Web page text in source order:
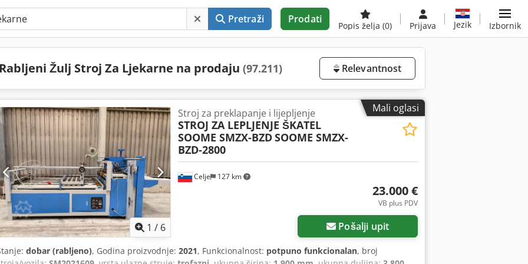
Pretraži Prodati
Popis želja (0) Prijava Jezik Izbornik
Žulj Stroj Za Ljekarne na prodaju (97.211) Relevantnost
Mali oglasi
1 / 6
Celje 127 km
Stroj za preklapanje i lijepljenje
STROJ ZA LEPLJENJE ŠKATEL
SOOME SMZX-BZDSOOME SMZX-
BZD-2800
23.000 €
VB plus PDV
Pošalji upit
dobar (rabljeno), Godina proizvodnje: 2021, Funkcionalnost: potpuno funkcionalan, broj